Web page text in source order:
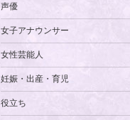
声優
女子アナウンサー
女性芸能人
妊娠・出産・育児
役立ち